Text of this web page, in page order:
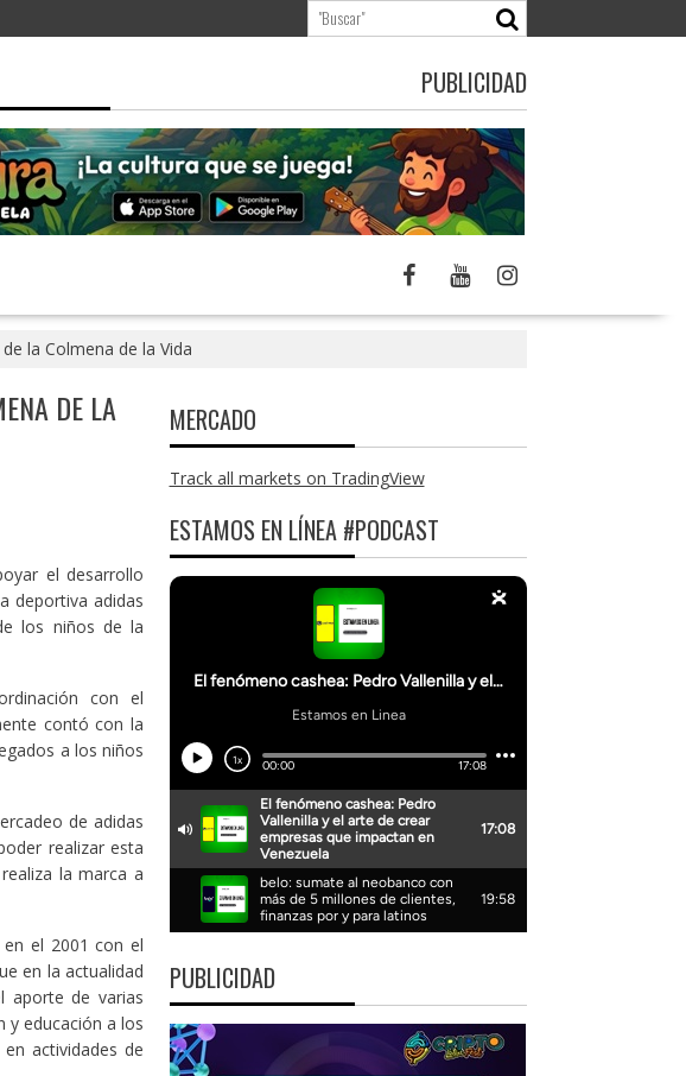
PUBLICIDAD
la Colmena de la Vida
DE LA
el desarrollo
deportiva adidas
los niños de la
con el
contó con la
a los niños
de adidas
realizar esta
la marca a
el 2001 con el
en la actualidad
aporte de varias
y educación a los
actividades de
MERCADO
Track all markets on TradingView
ESTAMOS EN LÍNEA #PODCAST
PUBLICIDAD